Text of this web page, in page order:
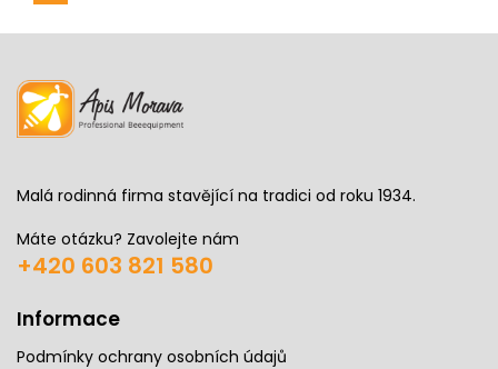
Malá rodinná firma stavějící na tradici od roku 1934.
Máte otázku? Zavolejte nám
+420 603 821 580
Informace
Podmínky ochrany osobních údajů